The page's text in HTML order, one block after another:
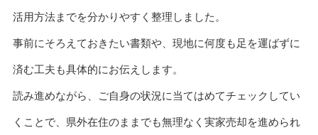
活用方法までを分かりやすく整理しました。
事前にそろえておきたい書類や、現地に何度も足を運ばずに
済む工夫も具体的にお伝えします。
読み進めながら、ご自身の状況に当てはめてチェックしてい
くことで、県外在住のままでも無理なく実家売却を進められ